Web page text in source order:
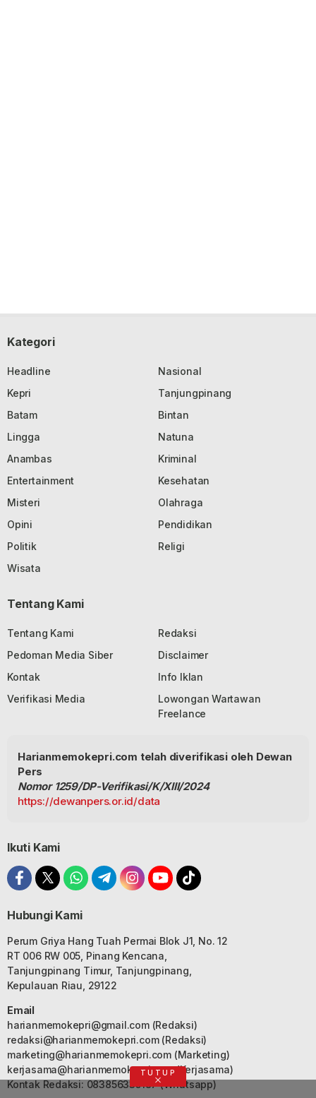
Kategori
Headline
Nasional
Kepri
Tanjungpinang
Batam
Bintan
Lingga
Natuna
Anambas
Kriminal
Entertainment
Kesehatan
Misteri
Olahraga
Opini
Pendidikan
Politik
Religi
Wisata
Tentang Kami
Tentang Kami
Redaksi
Pedoman Media Siber
Disclaimer
Kontak
Info Iklan
Verifikasi Media
Lowongan Wartawan
Freelance
Harianmemokepri.com telah diverifikasi oleh Dewan
Pers
Nomor 1259/DP-Verifikasi/K/XIII/2024
https://dewanpers.or.id/data
Ikuti Kami
Hubungi Kami
Perum Griya Hang Tuah Permai Blok J1, No. 12
RT 006 RW 005, Pinang Kencana,
Tanjungpinang Timur, Tanjungpinang,
Kepulauan Riau, 29122
Email
harianmemokepri@gmail.com(Redaksi)
redaksi@harianmemokepri.com(Redaksi)
marketing@harianmemokepri.com(Marketing)
kerjasama@harianmemokepri.com(Kerjasama)
Kontak Redaksi: 083856335187 (Whatsapp)
TUTUP